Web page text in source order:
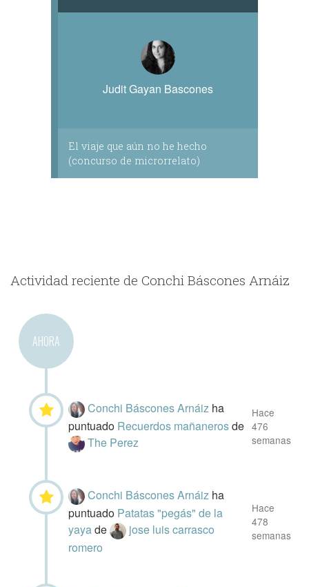
Judit Gayan Bascones
El viaje que aún no he hecho
(concurso de microrrelato)
Actividad reciente de Conchi Báscones Arnáiz
AHORA
Conchi Báscones Arnáiz ha
puntuado Recuerdos mañanerosde
The Perez
Hace
476
semanas
Conchi Báscones Arnáiz ha
puntuado Patatas "pegás" de la
yayade
jose luis carrasco
romero
Hace
478
semanas